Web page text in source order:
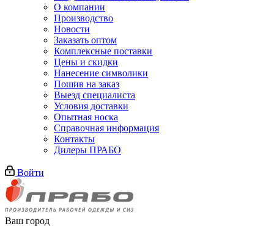
О компании
Производство
Новости
Заказать оптом
Комплексные поставки
Цены и скидки
Нанесение символики
Пошив на заказ
Выезд специалиста
Условия доставки
Опытная носка
Справочная информация
Контакты
Дилеры ПРАБО
Войти
Ваш город